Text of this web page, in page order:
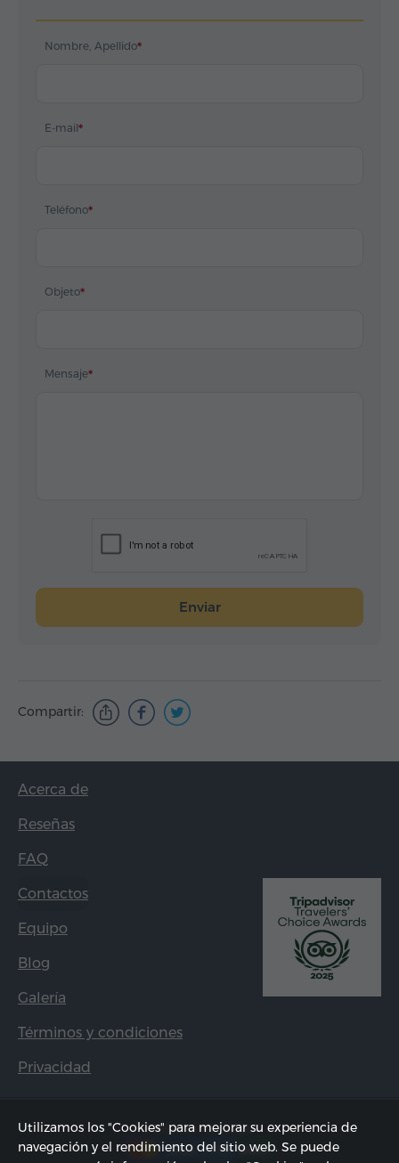
Nombre, Apellido
E-mail
Teléfono
Objeto
Mensaje
Enviar
Compartir:
Acerca de
Reseñas
FAQ
Contactos
Equipo
Blog
Galería
Términos y condiciones
Privacidad
Métodos de pago:
Utilizamos los "Cookies" para mejorar su experiencia de
navegación y el rendimiento del sitio web. Se puede